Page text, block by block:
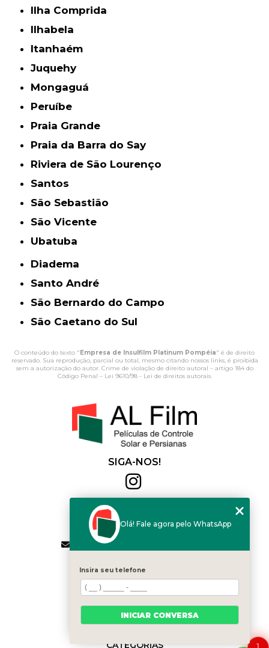
Ilha Comprida
Ilhabela
Itanhaém
Juquehy
Mongaguá
Peruíbe
Praia Grande
Praia da Barra do Say
Riviera de São Lourenço
Santos
São Sebastião
São Vicente
Ubatuba
Diadema
Santo André
São Bernardo do Campo
São Caetano do Sul
O conteúdo do texto " Empresa de Insulfilm Platinum Pompéia" é de direito
reservado. Sua reprodução, parcial ou total, mesmo citando nossos links, é proibida
sem a autorização do autor. Crime de violação de direito autoral – artigo 184 do
Código Penal – Lei 9610/98 - Lei de direitos autorais.
SIGA-NOS!
(11) 2564-4684
(11) 94168-2041
contato.vendas@alfilm.com.br
MENU
HOME
QUEM SOMOS
SERVIÇOS
BLOG
CATEGORIAS
1
Olá! Fale agora pelo WhatsApp
Insira seu telefone
INICIAR CONVERSA